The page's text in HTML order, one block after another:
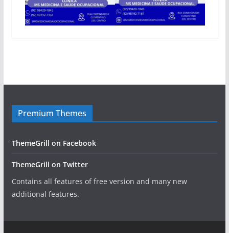
Premium Themes
ThemeGrill on Facebook
ThemeGrill on Twitter
Contains all features of free version and many new
additional features.